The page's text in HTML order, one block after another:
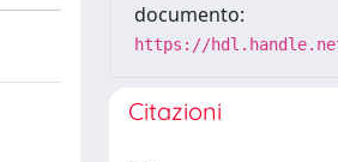
documento:
https://
Citazioni